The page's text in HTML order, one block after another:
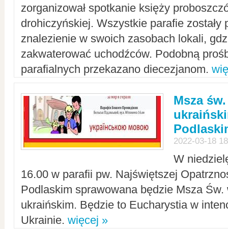
zorganizował spotkanie księży
drohiczyńskiej. Wszystkie parafie zostały
znalezienie w swoich zasobach lokali,
zakwaterować uchodźców. Podobną
parafialnych przekazano diecezjanom.
Msza
2022-03-18
W
16.00 w parafii pw. Najświętszej
Podlaskim sprawowana będzie Msza Św.
ukraińskim. Będzie to Eucharystia w
Ukrainie. więcej »